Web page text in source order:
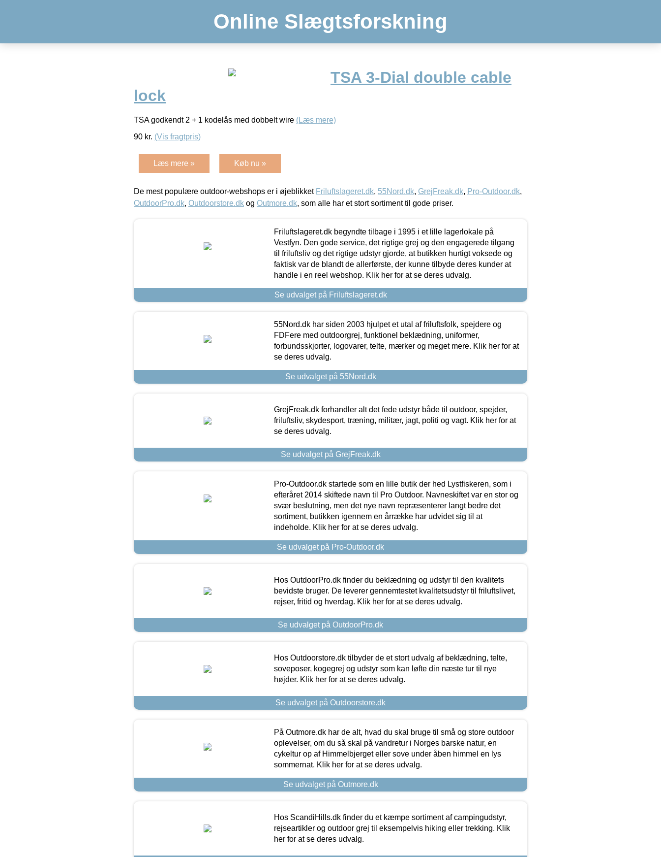
Online Slægtsforskning
TSA 3-Dial double cable
lock
TSA godkendt 2 + 1 kodelås med dobbelt wire (Læs mere)
90 kr. (Vis fragtpris)
Læs mere » Køb nu »
De mest populære outdoor-webshops er i øjeblikket Friluftslageret.dk, 55Nord.dk, GrejFreak.dk, Pro-Outdoor.dk,
OutdoorPro.dk, Outdoorstore.dk og Outmore.dk, som alle har et stort sortiment til gode priser.
Friluftslageret.dk begyndte tilbage i 1995 i et lille lagerlokale på
Vestfyn. Den gode service, det rigtige grej og den engagerede tilgang
til friluftsliv og det rigtige udstyr gjorde, at butikken hurtigt voksede og
faktisk var de blandt de allerførste, der kunne tilbyde deres kunder at
handle i en reel webshop. Klik her for at se deres udvalg.
Se udvalget på Friluftslageret.dk
55Nord.dk har siden 2003 hjulpet et utal af friluftsfolk, spejdere og
FDFere med outdoorgrej, funktionel beklædning, uniformer,
forbundsskjorter, logovarer, telte, mærker og meget mere. Klik her for at
se deres udvalg.
Se udvalget på 55Nord.dk
GrejFreak.dk forhandler alt det fede udstyr både til outdoor, spejder,
friluftsliv, skydesport, træning, militær, jagt, politi og vagt. Klik her for at
se deres udvalg.
Se udvalget på GrejFreak.dk
Pro-Outdoor.dk startede som en lille butik der hed Lystfiskeren, som i
efteråret 2014 skiftede navn til Pro Outdoor. Navneskiftet var en stor og
svær beslutning, men det nye navn repræsenterer langt bedre det
sortiment, butikken igennem en årrække har udvidet sig til at
indeholde. Klik her for at se deres udvalg.
Se udvalget på Pro-Outdoor.dk
Hos OutdoorPro.dk finder du beklædning og udstyr til den kvalitets
bevidste bruger. De leverer gennemtestet kvalitetsudstyr til friluftslivet,
rejser, fritid og hverdag. Klik her for at se deres udvalg.
Se udvalget på OutdoorPro.dk
Hos Outdoorstore.dk tilbyder de et stort udvalg af beklædning, telte,
soveposer, kogegrej og udstyr som kan løfte din næste tur til nye
højder. Klik her for at se deres udvalg.
Se udvalget på Outdoorstore.dk
På Outmore.dk har de alt, hvad du skal bruge til små og store outdoor
oplevelser, om du så skal på vandretur i Norges barske natur, en
cykeltur op af Himmelbjerget eller sove under åben himmel en lys
sommernat. Klik her for at se deres udvalg.
Se udvalget på Outmore.dk
Hos ScandiHills.dk finder du et kæmpe sortiment af campingudstyr,
rejseartikler og outdoor grej til eksempelvis hiking eller trekking. Klik
her for at se deres udvalg.